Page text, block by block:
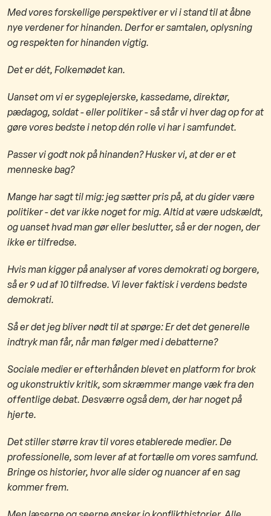
Med vores forskellige perspektiver er vi i stand til at åbne
nye verdener for hinanden. Derfor er samtalen, oplysning
og respekten for hinanden vigtig.
Det er dét, Folkemødet kan.
Uanset om vi er sygeplejerske, kassedame, direktør,
pædagog, soldat - eller politiker - så står vi hver dag op for at
gøre vores bedste i netop dén rolle vi har i samfundet.
Passer vi godt nok på hinanden? Husker vi, at der er et
menneske bag?
Mange har sagt til mig: jeg sætter pris på, at du gider være
politiker - det var ikke noget for mig. Altid at være udskældt,
og uanset hvad man gør eller beslutter, så er der nogen, der
ikke er tilfredse.
Hvis man kigger på analyser af vores demokrati og borgere,
så er 9 ud af 10 tilfredse. Vi lever faktisk i verdens bedste
demokrati.
Så er det jeg bliver nødt til at spørge: Er det det generelle
indtryk man får, når man følger med i debatterne?
Sociale medier er efterhånden blevet en platform for brok
og ukonstruktiv kritik, som skræmmer mange væk fra den
offentlige debat. Desværre også dem, der har noget på
hjerte.
Det stiller større krav til vores etablerede medier. De
professionelle, som lever af at fortælle om vores samfund.
Bringe os historier, hvor alle sider og nuancer af en sag
kommer frem.